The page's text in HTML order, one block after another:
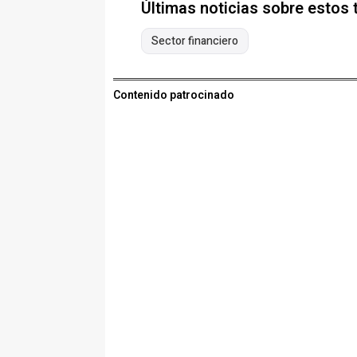
Últimas noticias sobre estos
Sector financiero
Contenido patrocinado